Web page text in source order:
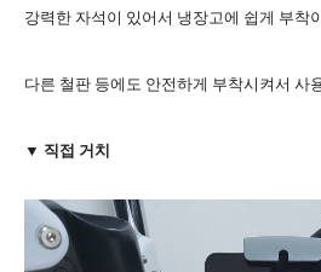
강력한 자석이 있어서 냉장고에 쉽게 부착
다른 철판 등에도 안전하게 부착시켜서 사
▼ 직접 거치